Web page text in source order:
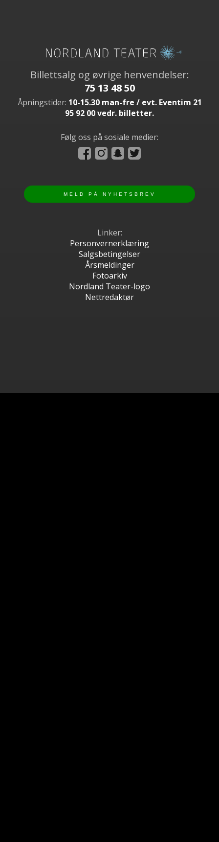
Billettsalg og øvrige henvendelser:
75 13 48 50
Åpningstider: 10-15.30 man-fre / evt. Eventim 21
95 92 00 vedr. billetter.
Følg oss på sosiale medier:
Linker:
Personvernerklæring
Salgsbetingelser
Årsmeldinger
Fotoarkiv
Nordland Teater-logo
Nettredaktør